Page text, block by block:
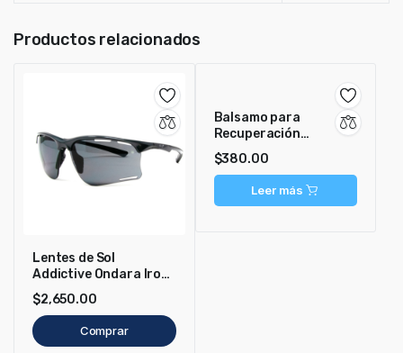
Productos relacionados
Lentes de Sol
Addictive Ondara Iron
Shiny
$2,650.00
Comprar
Balsamo para
Recuperación
Muscular Atika Cool
Down
$380.00
Leer más